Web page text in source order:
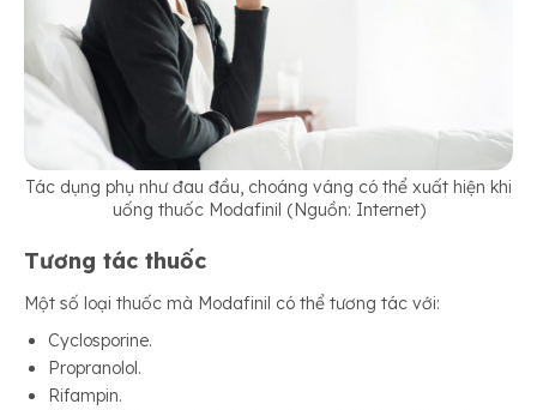
Tác dụng phụ như đau đầu, choáng váng có thể xuất hiện khi
uống thuốc Modafinil (Nguồn: Internet)
Tương tác thuốc
Một số loại thuốc mà Modafinil có thể tương tác với:
Cyclosporine.
Propranolol.
Rifampin.